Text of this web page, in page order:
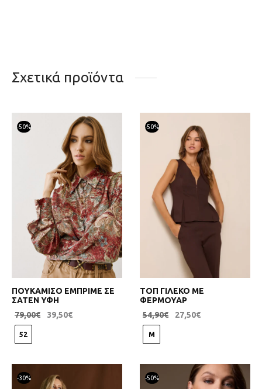
Σχετικά προϊόντα
-50%
ΠΟΥΚΑΜΙΣΟ ΕΜΠΡΙΜΕ ΣΕ
ΣΑΤΕΝ ΥΦΗ
79,00€ 39,50€
52
-50%
ΤΟΠ ΓΙΛΕΚΟ ΜΕ
ΦΕΡΜΟΥΑΡ
54,90€ 27,50€
M
-30% -50%